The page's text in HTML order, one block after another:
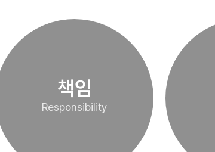
책임
Responsibility